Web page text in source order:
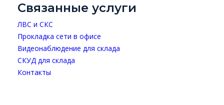
Связанные услуги
ЛВС и СКС
Прокладка сети в офисе
Видеонаблюдение для склада
СКУД для склада
Контакты